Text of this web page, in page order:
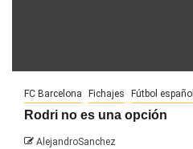
FC Barcelona Fichajes Fútbol español
Rodri no es una opción
AlejandroSanchez